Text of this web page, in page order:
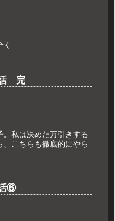
完
私は決めた万引きする
、こちらも徹底的にやら
⑥